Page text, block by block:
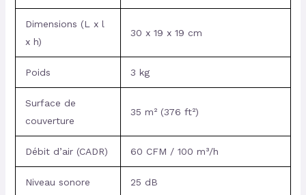
Dimensions (L x l
x h)
30 x 19 x 19 cm
Poids 3 kg
Surface de
couverture
35 m² (376 ft²)
Débit d’air (CADR) 60 CFM / 100 m³/h
Niveau sonore 25 dB